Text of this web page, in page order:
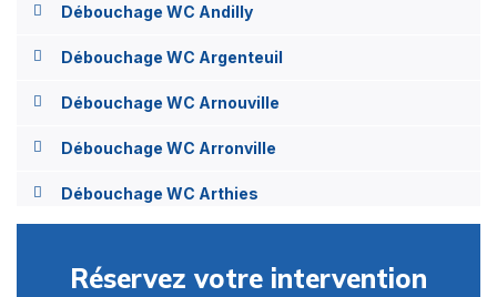
Débouchage WC Andilly
Débouchage WC Argenteuil
Débouchage WC Arnouville
Débouchage WC Arronville
Débouchage WC Arthies
Débouchage WC Attainville
Réservez votre intervention